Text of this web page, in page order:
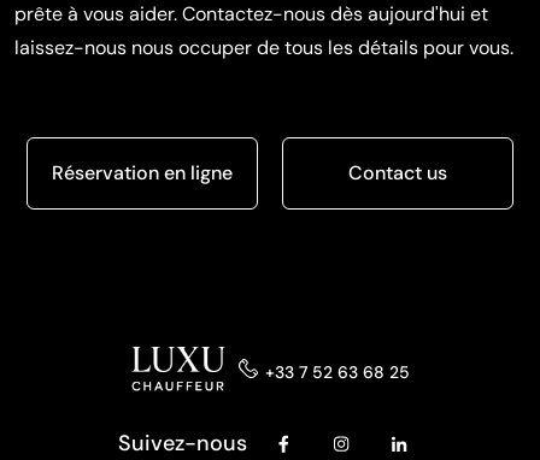
prête à vous aider. Contactez-nous dès aujourd'hui et
laissez-nous nous occuper de tous les détails pour vous.
Réservation en ligne Contact us
+33 7 52 63 68 25
Suivez-nous